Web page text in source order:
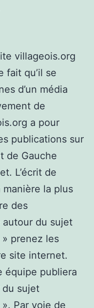
villageois.org
fait qu’il se
d’un média
de
a pour
publications sur
de Gauche
L’écrit de
la plus
des
du sujet
prenez les
site internet.
équipe publiera
du sujet
Par voie de